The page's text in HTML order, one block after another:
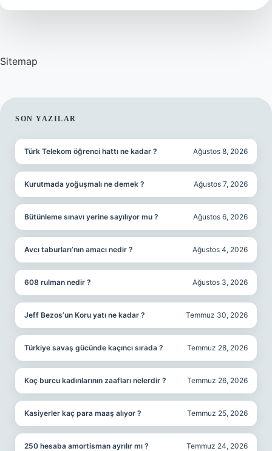
Mu
Sitemap
SIDEBAR
SON YAZILAR
Türk Telekom öğrenci hattı ne kadar ? Ağustos 8, 2026
Kurutmada yoğuşmalı ne demek ? Ağustos 7, 2026
Bütünleme sınavı yerine sayılıyor mu ? Ağustos 6, 2026
Avcı taburları’nın amacı nedir ? Ağustos 4, 2026
608 rulman nedir ? Ağustos 3, 2026
Jeff Bezos’un Koru yatı ne kadar ? Temmuz 30, 2026
Türkiye savaş gücünde kaçıncı sırada ? Temmuz 28, 2026
Koç burcu kadınlarının zaafları nelerdir ? Temmuz 26, 2026
Kasiyerler kaç para maaş alıyor ? Temmuz 25, 2026
250 hesaba amortisman ayrılır mı ? Temmuz 24, 2026